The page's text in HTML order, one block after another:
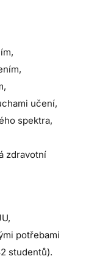
učení,
spektra,
zdravotní
potřebami
studentů).